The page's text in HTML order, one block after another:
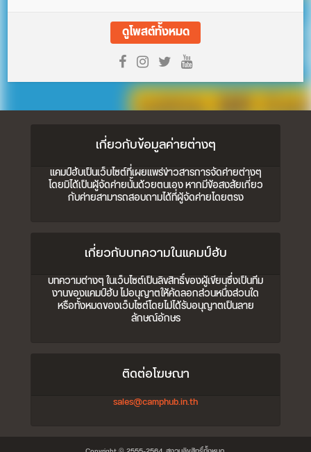
ดูโพสต์ทั้งหมด
เกี่ยวกับข้อมูลค่ายต่างๆ
แคมป์ฮับเป็นเว็บไซต์ที่เผยแพร่ข่าวสารการจัดค่ายต่างๆ
โดยมิได้เป็นผู้จัดค่ายนั้นด้วยตนเอง หากมีข้อสงสัยเกี่ยว
กับค่ายสามารถสอบถามได้ที่ผู้จัดค่ายโดยตรง
เกี่ยวกับบทความในแคมป์ฮับ
บทความต่างๆ ในเว็บไซต์เป็นลิขสิทธิ์ของผู้เขียนซึ่งเป็นทีม
งานของแคมป์ฮับ ไม่อนุญาตให้คัดลอกส่วนหนึ่งส่วนใด
หรือทั้งหมดของเว็บไซต์โดยไม่ได้รับอนุญาตเป็นลาย
ลักษณ์อักษร
ติดต่อโฆษณา
sales@camphub.in.th